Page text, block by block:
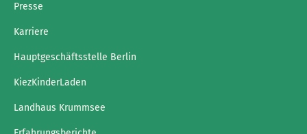
Presse
Karriere
Hauptgeschäftsstelle Berlin
KiezKinderLaden
Landhaus Krummsee